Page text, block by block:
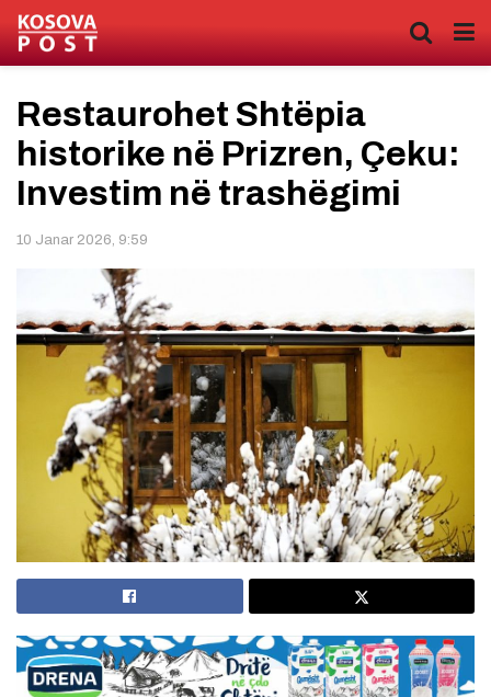
Restaurohet Shtëpia
historike në Prizren, Çeku:
Investim në trashëgimi
10 Janar 2026, 9:59